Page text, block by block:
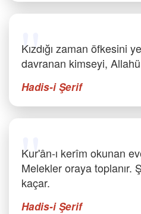
Kızdığı zaman öfkesini
davranan kimseyi,
Hadis-i Şerif
Kur'ân-ı kerîm okunan
Melekler oraya toplanır.
kaçar.
Hadis-i Şerif